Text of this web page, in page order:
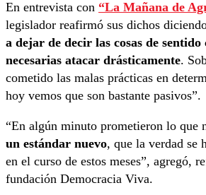
En entrevista con “La Mañana de
legislador reafirmó sus dichos
a dejar de decir las cosas de sentido
necesarias atacar drásticamente.
cometido las malas prácticas en
hoy vemos que son bastante pasivos”.
“En algún minuto prometieron lo que
un estándar nuevo, que la verdad se
en el curso de estos meses”, agregó,
fundación Democracia Viva.